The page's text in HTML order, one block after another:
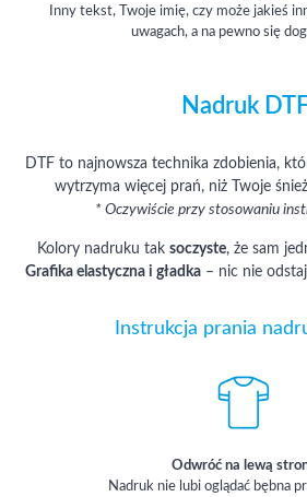
Inny tekst, Twoje imię, czy może jakieś
uwagach, a na pewno się
Nadruk DTF
DTF to najnowsza technika zdobienia,
wytrzyma więcej prań, niż Twoje
* Oczywiście przy stosowaniu
Kolory nadruku tak soczyste, że sam
Grafika elastyczna i gładka– nic nie
Instrukcja prania
Odwróć na lewą
Nadruk nie lubi oglądać bębna